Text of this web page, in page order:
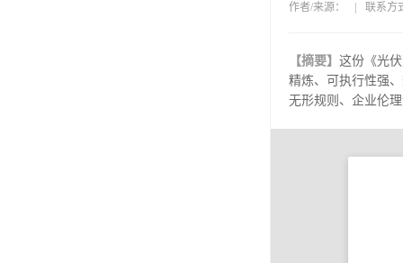
作者/来源： 联系方
【摘要】 这份《光
精炼、可执行性强
无形规则、企业伦